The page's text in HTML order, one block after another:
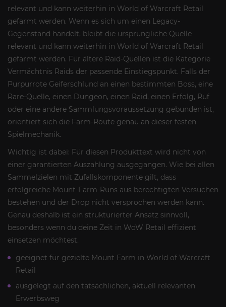
relevant und kann weiterhin in World of Warcraft Retail
gefarmt werden. Wenn es sich um einen Legacy-
Gegenstand handelt, bleibt die ursprüngliche Quelle
relevant und kann weiterhin in World of Warcraft Retail
gefarmt werden. Für ältere Raid-Quellen ist die Kategorie
Vermächtnis Raids der passende Einstiegspunkt. Falls der
Purpurrote Geiferschlund an einen bestimmten Boss, eine
Rare-Quelle, einen Dungeon, einen Raid, einen Erfolg, Ruf
oder eine andere Sammlungsvoraussetzung gebunden ist,
orientiert sich die Farm-Route genau an dieser festen
Spielmechanik.
Wichtig ist dabei: Für diesen Produkttext wird nicht von
einer garantierten Auszahlung ausgegangen. Wie bei allen
Sammelzielen mit Zufallskomponente gilt, dass
erfolgreiche Mount-Farm-Runs aus berechtigten Versuchen
bestehen und der Drop nicht versprochen werden kann.
Genau deshalb ist ein strukturierter Ansatz sinnvoll,
besonders wenn du deine Zeit in WoW Retail effizient
einsetzen möchtest.
geeignet für gezielte Mount Farm in World of Warcraft
Retail
ausgelegt auf den tatsächlichen, aktuell relevanten
Erwerbsweg